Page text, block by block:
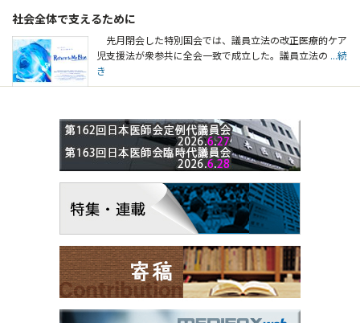
社会全体で支えるために
先月閉会した特別国会では、議員立法の改正医療的ケア
児支援法が衆参共に全会一致で成立した。議員立法の ...続
き